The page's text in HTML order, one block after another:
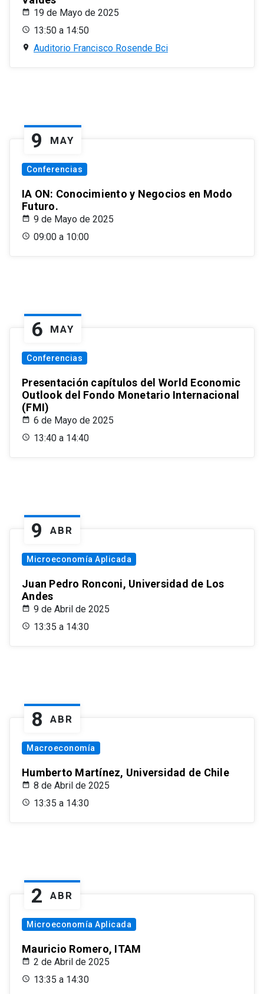
19 de Mayo de 2025
13:50 a 14:50
Auditorio Francisco Rosende Bci
9 MAY
Conferencias
IA ON: Conocimiento y Negocios en Modo
Futuro.
9 de Mayo de 2025
09:00 a 10:00
6 MAY
Conferencias
Presentación capítulos del World Economic
Outlook del Fondo Monetario Internacional
(FMI)
6 de Mayo de 2025
13:40 a 14:40
9 ABR
Microeconomía Aplicada
Juan Pedro Ronconi, Universidad de Los
Andes
9 de Abril de 2025
13:35 a 14:30
8 ABR
Macroeconomía
Humberto Martínez, Universidad de Chile
8 de Abril de 2025
13:35 a 14:30
2 ABR
Microeconomía Aplicada
Mauricio Romero, ITAM
2 de Abril de 2025
13:35 a 14:30